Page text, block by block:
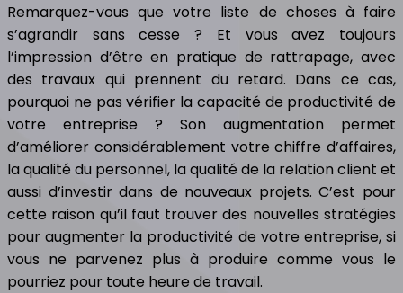
Remarquez-vous que votre liste de choses à faire
s’agrandir sans cesse ? Et vous avez toujours
l’impression d’être en pratique de rattrapage, avec
des travaux qui prennent du retard. Dans ce cas,
pourquoi ne pas vérifier la capacité de productivité de
votre entreprise ? Son augmentation permet
d’améliorer considérablement votre chiffre d’affaires,
la qualité du personnel, la qualité de la relation client et
aussi d’investir dans de nouveaux projets. C’est pour
cette raison qu’il faut trouver des nouvelles stratégies
pour augmenter la productivité de votre entreprise, si
vous ne parvenez plus à produire comme vous le
pourriez pour toute heure de travail.